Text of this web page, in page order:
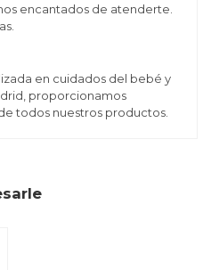
encantados de atenderte.
en cuidados del bebé y
proporcionamos
todos nuestros productos.